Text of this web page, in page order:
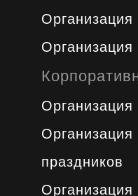
Организация
Организация
Организация
праздников